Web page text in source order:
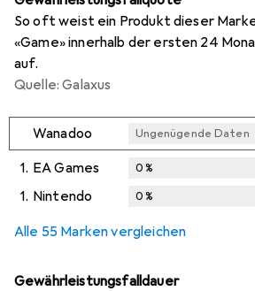
So oft weist ein Produkt dieser
«Game» innerhalb der ersten 24
auf.
Quelle: Galaxus
Wanadoo Ungenügende Daten
1. EA Games 0%
1. Nintendo 0%
Alle 55 Marken vergleichen
Gewährleistungsfalldauer